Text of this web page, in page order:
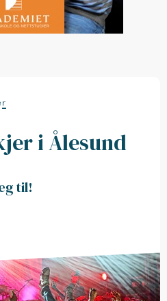
i Ålesund
til!